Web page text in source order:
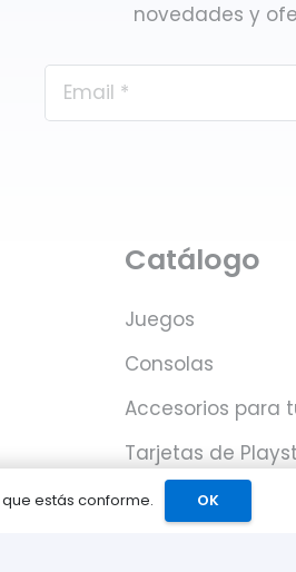
novedades y
Catálogo
Juegos
Consolas
Accesorios para
Tarjetas de
Network
estás conforme. OK